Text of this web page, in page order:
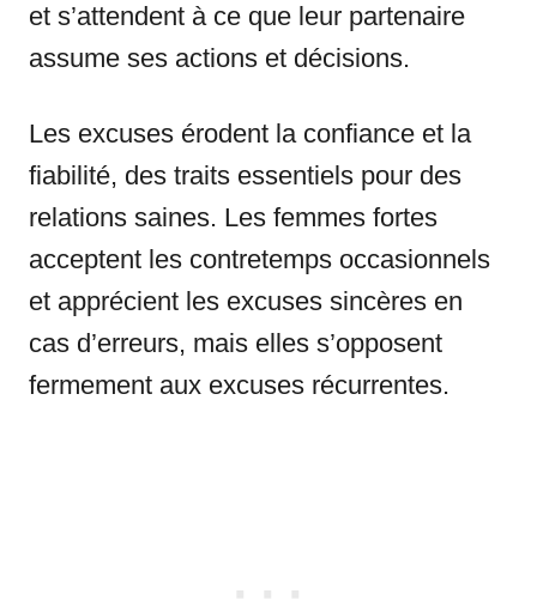
et s’attendent à ce que leur partenaire
assume ses actions et décisions.
Les excuses érodent la confiance et la
fiabilité, des traits essentiels pour des
relations saines. Les femmes fortes
acceptent les contretemps occasionnels
et apprécient les excuses sincères en
cas d’erreurs, mais elles s’opposent
fermement aux excuses récurrentes.